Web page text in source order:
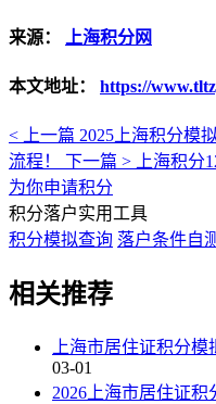
来源： 上海积分网
本文地址： https://
< 上一篇 2025上海积分模
流程！ 下一篇 >
上海积分
为你申请积分
积分落户实用工具
积分模拟查询 落户条件自
相关推荐
上海市居住证积分模
03-01
2026上海市居住证